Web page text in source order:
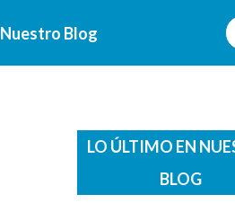
Nuestro Blog
LO ÚLTIMO EN
BLOG